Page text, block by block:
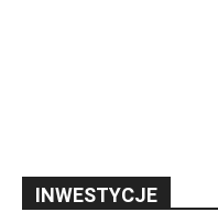
INWESTYCJE